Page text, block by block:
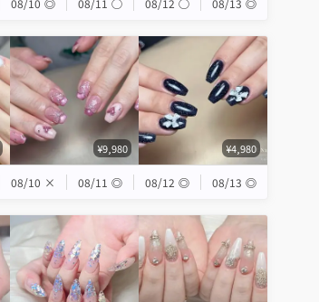
08/10 ◎ 08/11 ◯ 08/12 ◯ 08/13 ◎
¥9,980 ¥4,980
08/10 × 08/11 ◎ 08/12 ◎ 08/13 ◎